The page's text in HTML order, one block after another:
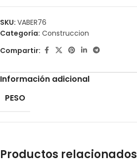
SKU: VABER76
Categoría: Construccion
Compartir:
Información adicional
PESO
Productos relacionados